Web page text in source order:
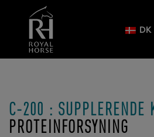
DK
C-200 : SUPPLERENDE
PROTEINFORSYNING